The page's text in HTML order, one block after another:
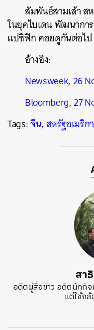
สัมพันธ์สามเส้า ส
ในยุคไบเดน พัฒนากา
แปซิฟิก คอยดูกันต่อไป
อ้างอิง:
Newsweek, 26
Bloomberg, 27
Tags:จีน,สหรัฐอเมริกา
สา
อดีตผู้สื่อข่าว อดีตนักกิจ
แต่ใช้ก